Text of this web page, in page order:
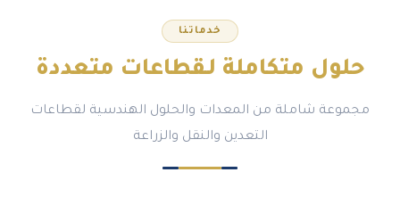
خدماتنا
حلول متكاملة لـقطاعات متعددة
مجموعة شاملة من المعدات والحلول الهندسية لقطاعات
التعدين والنقل والزراعة